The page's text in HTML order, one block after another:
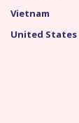
Vietnam
United States